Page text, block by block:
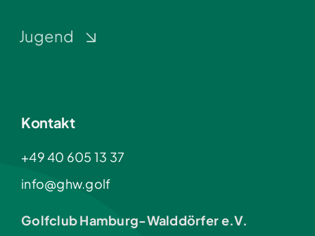
Jugend
Kontakt
+49 40 605 13 37
info@ghw.golf
Golfclub Hamburg-Walddörfer e.V.